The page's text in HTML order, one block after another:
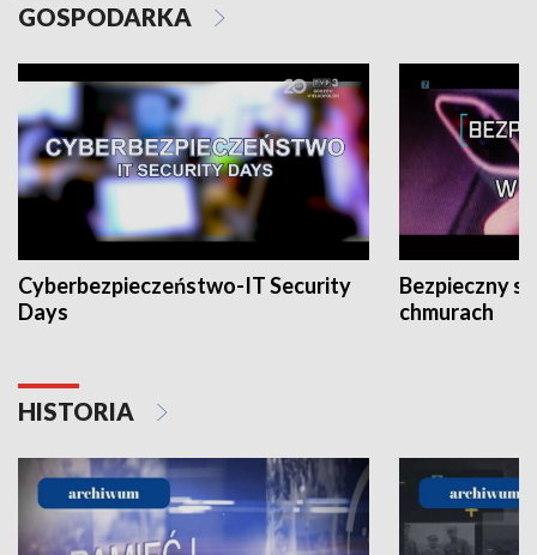
GOSPODARKA
Cyberbezpieczeństwo-IT Security
Days
Bezpieczny
chmurach
HISTORIA